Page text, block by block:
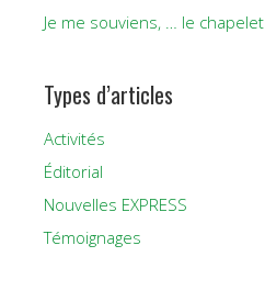
Je me souviens, … le chapelet
Types d’articles
Activités
Éditorial
Nouvelles EXPRESS
Témoignages